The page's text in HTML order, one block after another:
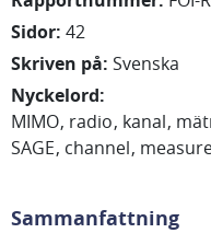
Sidor: 42
Skriven på: Svenska
Nyckelord:
MIMO radio kanal
SAGE channel
Sammanfattning